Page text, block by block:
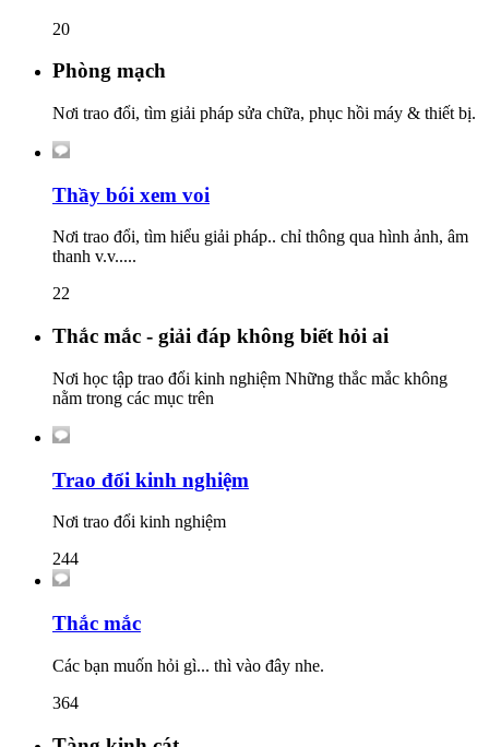
20
Phòng mạch
Nơi trao đổi, tìm giải pháp sửa chữa, phục hồi máy & thiết bị.
Thầy bói xem voi
Nơi trao đổi, tìm hiểu giải pháp.. chỉ thông qua hình ảnh, âm
thanh v.v.....
22
Thắc mắc - giải đáp không biết hỏi ai
Nơi học tập trao đổi kinh nghiệm Những thắc mắc không
nằm trong các mục trên
Trao đổi kinh nghiệm
Nơi trao đổi kinh nghiệm
244
Thắc mắc
Các bạn muốn hỏi gì... thì vào đây nhe.
364